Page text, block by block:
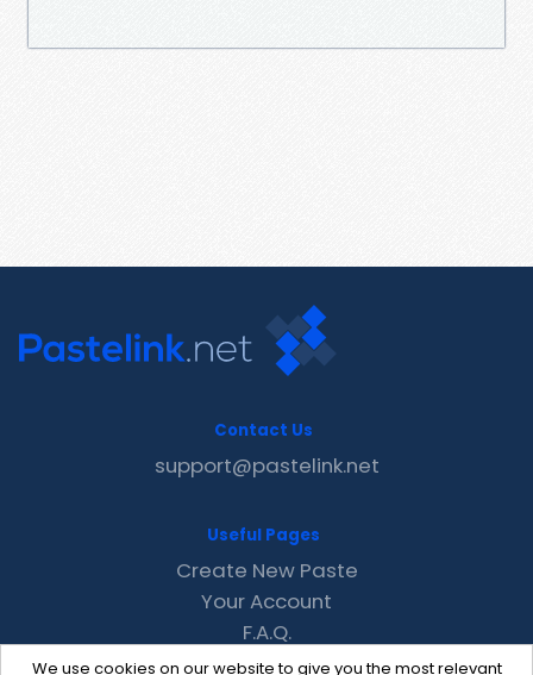
We use cookies on our website to give you the most relevant
Contact Us
support@pastelink.net
Useful Pages
Create New Paste
Your Account
F.A.Q.
Recent